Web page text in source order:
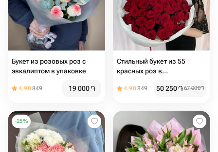
Букет из розовых роз с
эвкалиптом в упаковке
4.90849 19 000֏
Стильный букет из 55
красных роз в
4.90849 50 250֏67 000֏
-25%